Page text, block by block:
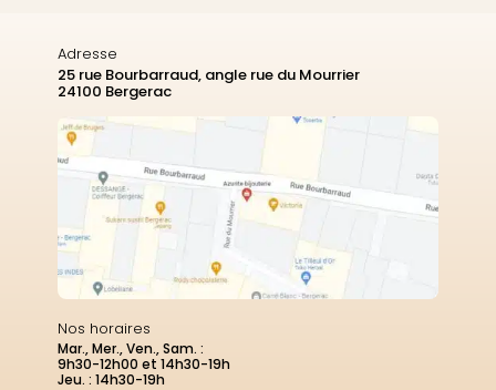
Adresse
25 rue Bourbarraud, angle rue du Mourrier
24100 Bergerac
Nos horaires
Mar., Mer., Ven., Sam. :
9h30-12h00 et 14h30-19h
Jeu. : 14h30-19h